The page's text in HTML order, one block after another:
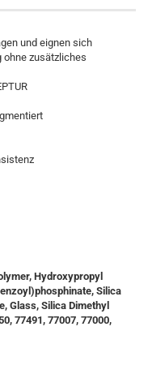
und eignen sich
ohne zusätzliches
Hydroxypropyl
Silica
Glass, Silica Dimethyl
77491, 77007, 77000,